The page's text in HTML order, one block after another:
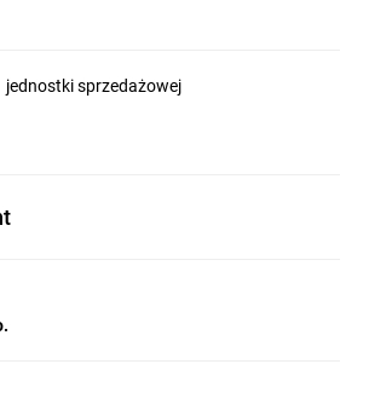
jednostki sprzedażowej